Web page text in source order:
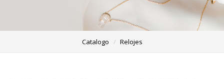
Catalogo Relojes